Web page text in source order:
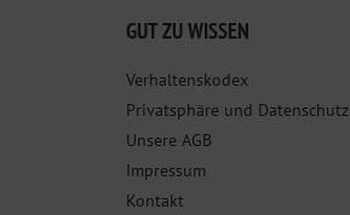
GUT ZU WISSEN
Verhaltenskodex
Privatsphäre und Datenschutz
Unsere AGB
Impressum
Kontakt